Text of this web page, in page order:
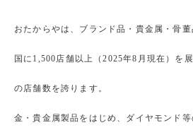
おたからやは、ブランド品・貴金属・骨
国に1,500店舗以上（2025年8月現在）を
の店舗数を誇ります。
金・貴金属製品をはじめ、ダイヤモンド